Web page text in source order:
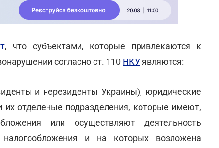
, что субъектами, которые привлекаются к
согласно ст. 110 НКУ являются:
и нерезиденты Украины), юридические
отделеные подразделения, которые имеют,
или осуществляют деятельность
и на которых возложена